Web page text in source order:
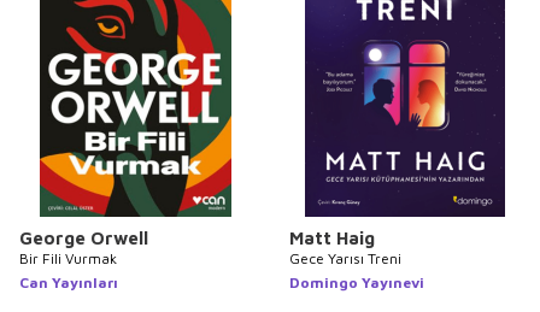
George Orwell
Bir Fili Vurmak
Can Yayınları
Matt Haig
Gece Yarısı Treni
Domingo Yayınevi